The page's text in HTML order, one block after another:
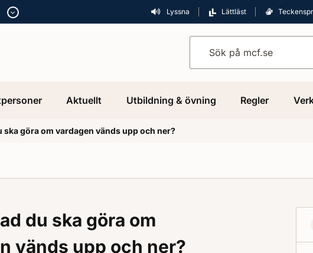
Lyssna Lättläst
Aktuellt Utbildning & övning Regler
ska göra om vardagen vänds upp och ner?
du ska göra om
vänds upp och ner?